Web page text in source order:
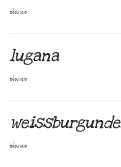
bianco
lugana
bianco
bianco